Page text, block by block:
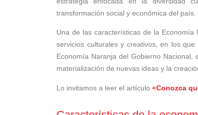
transformación social y económica del país.
Una de las características de la
servicios culturales y creativos, en los
Economía Naranja del Gobierno
materialización de nuevas ideas y la
Lo invitamos a leer el artículo «Conozca